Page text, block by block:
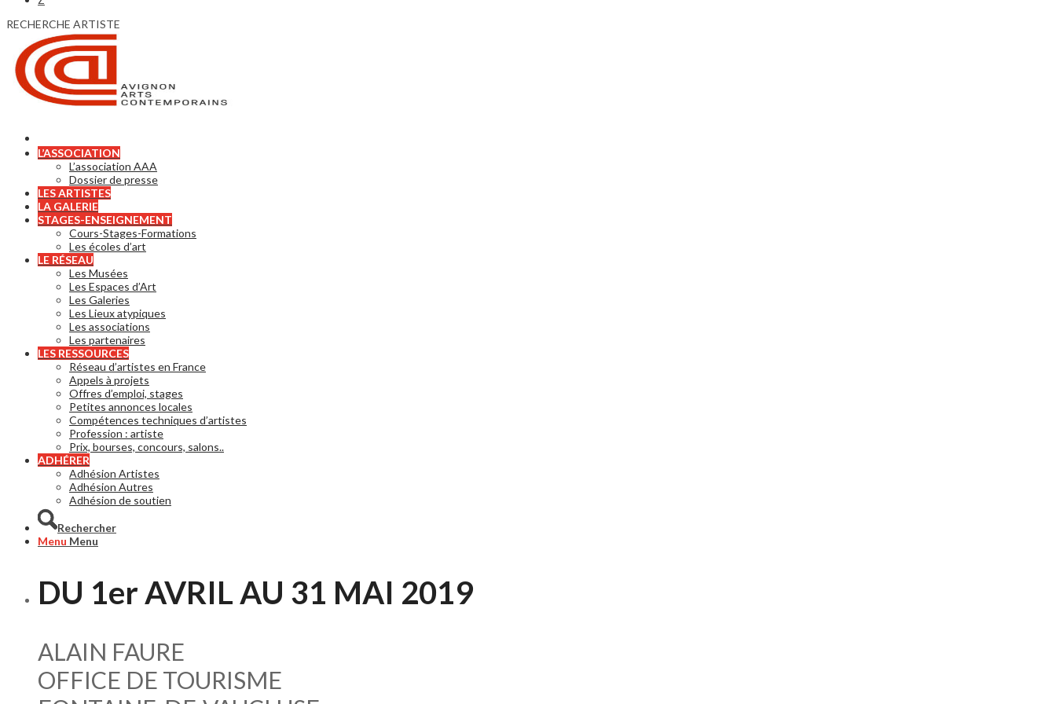
RECHERCHE ARTISTE
L’ASSOCIATION
L’association AAA
Dossier de presse
LES ARTISTES
LA GALERIE
STAGES-ENSEIGNEMENT
Cours-Stages-Formations
Les écoles d’art
LE RÉSEAU
Les Musées
Les Espaces d’Art
Les Galeries
Les Lieux atypiques
Les associations
Les partenaires
LES RESSOURCES
Réseau d’artistes en France
Appels à projets
Offres d’emploi, stages
Petites annonces locales
Compétences techniques d’artistes
Profession : artiste
Prix, bourses, concours, salons..
ADHÉRER
Adhésion Artistes
Adhésion Autres
Adhésion de soutien
Rechercher
Menu Menu
DU 1er AVRIL AU 31 MAI 2019
ALAIN FAURE
OFFICE DE TOURISME